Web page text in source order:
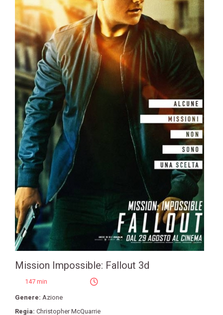
Mission Impossible: Fallout 3d
147 min
Genere: Azione
Regia: Christopher McQuarrie